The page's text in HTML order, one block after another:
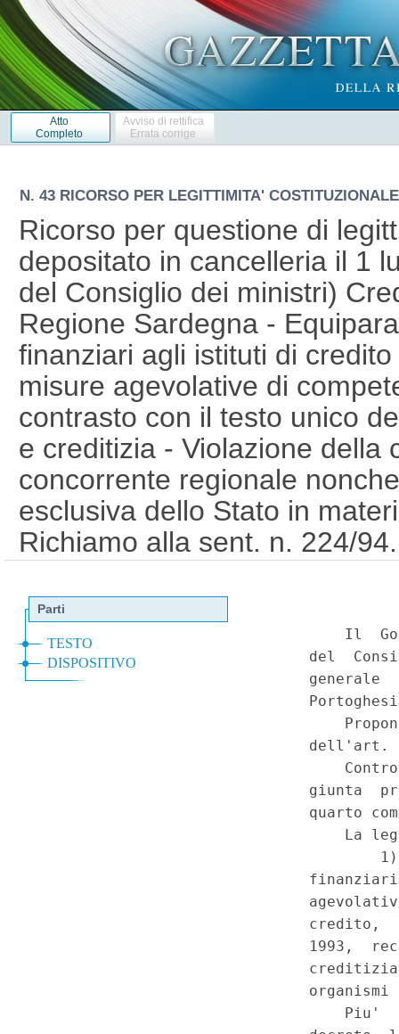
Atto
Completo
Avviso di rettifica
Errata corrige
N. 43 RICORSO PER LEGITTIMITA'
Ricorso per questione di
depositato in cancelleria il 1
del Consiglio dei ministri)
Regione Sardegna -
finanziari agli istituti di
misure agevolative di
contrasto con il testo unico
e creditizia - Violazione della
concorrente regionale
esclusiva dello Stato in
Richiamo alla sent. n. 224/
117; d.lgs. 1 settembre
locali - Norme della Regione
controlli - Permanenza
eventuale di legittimita' sugli
contrasto con il principio
tra Comuni e Regioni e con
di controllo operata con
Legge della Regione
31, comma quarto. -
costituzionale 18 ottobre
Serie Speciale -